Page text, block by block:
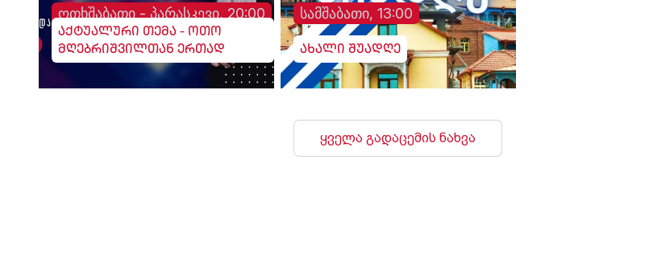
ოთხშაბათი - პარასკევი, 20:00
აქტუალური თემა - ოთო
მღებრიშვილთან ერთად
სამშაბათი, 13:00
ახალი შუადღე
ყველა გადაცემის ნახვა